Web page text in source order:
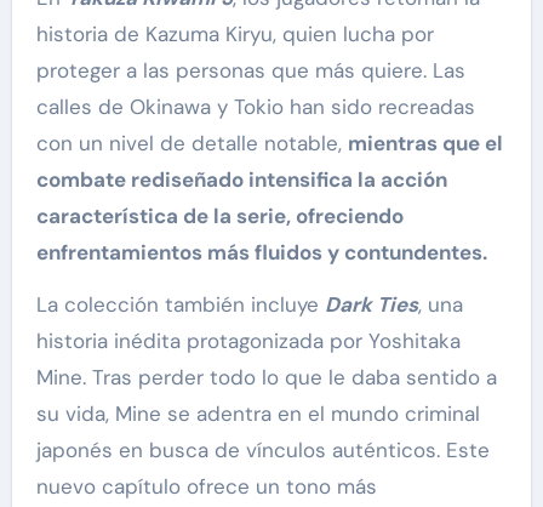
historia de Kazuma Kiryu, quien lucha por
proteger a las personas que más quiere. Las
calles de Okinawa y Tokio han sido recreadas
con un nivel de detalle notable, mientras que el
combate rediseñado intensifica la acción
característica de la serie, ofreciendo
enfrentamientos más fluidos y contundentes.
La colección también incluye Dark Ties, una
historia inédita protagonizada por Yoshitaka
Mine. Tras perder todo lo que le daba sentido a
su vida, Mine se adentra en el mundo criminal
japonés en busca de vínculos auténticos. Este
nuevo capítulo ofrece un tono más